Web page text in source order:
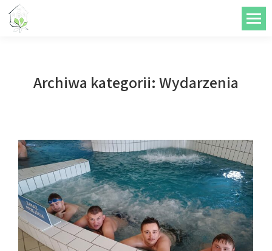
treści
Archiwa kategorii: Wydarzenia